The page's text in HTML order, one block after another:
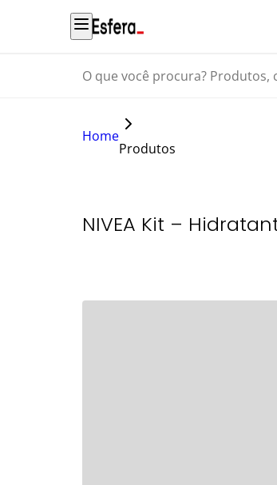
O que você procura? Produtos,
Home
Produtos
NIVEA Kit –